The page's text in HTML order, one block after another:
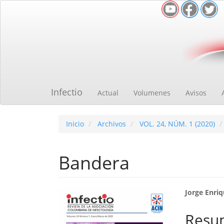
Infectio Actual Volumenes Avisos
Inicio Archivos VOL. 24, NÚM. 1 (2020)
Bandera
Barra
lateral
Jorge